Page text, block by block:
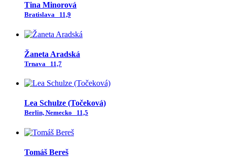
Tina Minorová
Bratislava 11,9
Žaneta Aradská
Trnava 11,7
Lea Schulze (Točeková)
Berlin, Nemecko 11,5
Tomáš Bereš